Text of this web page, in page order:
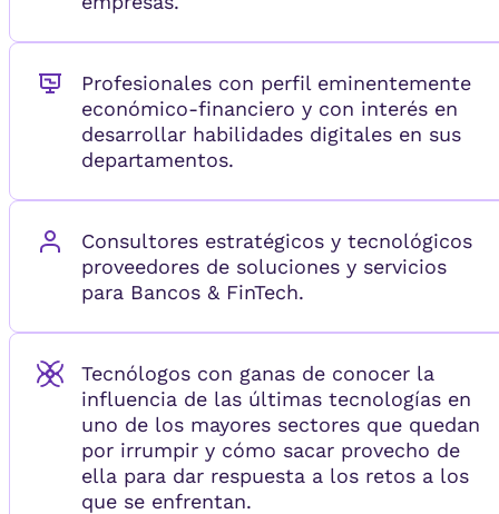
Profesionales con perfil eminentemente
económico-financiero y con interés en
desarrollar habilidades digitales en sus
departamentos.
Consultores estratégicos y tecnológicos
proveedores de soluciones y servicios
para Bancos & FinTech.
Tecnólogos con ganas de conocer la
influencia de las últimas tecnologías en
uno de los mayores sectores que quedan
por irrumpir y cómo sacar provecho de
ella para dar respuesta a los retos a los
que se enfrentan.